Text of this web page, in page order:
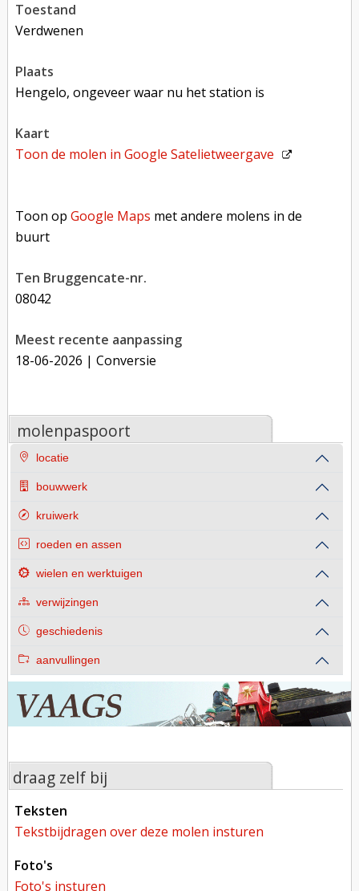
toestand
verdwenen
plaats
Hengelo, ongeveer waar nu het station is
kaart
Toon de molen inGoogle Satelietweergave
Toon opGoogle Maps met andere molens in de
buurt
Ten Bruggencate-nr.
08042
Meest recente aanpassing
18-06-2026 | Conversie
molenpaspoort
locatie
bouwwerk
kruiwerk
roeden en assen
wielen en werktuigen
verwijzingen
geschiedenis
aanvullingen
draag zelf bij
teksten
tekstbijdragen over deze molen insturen
foto's
foto's insturen